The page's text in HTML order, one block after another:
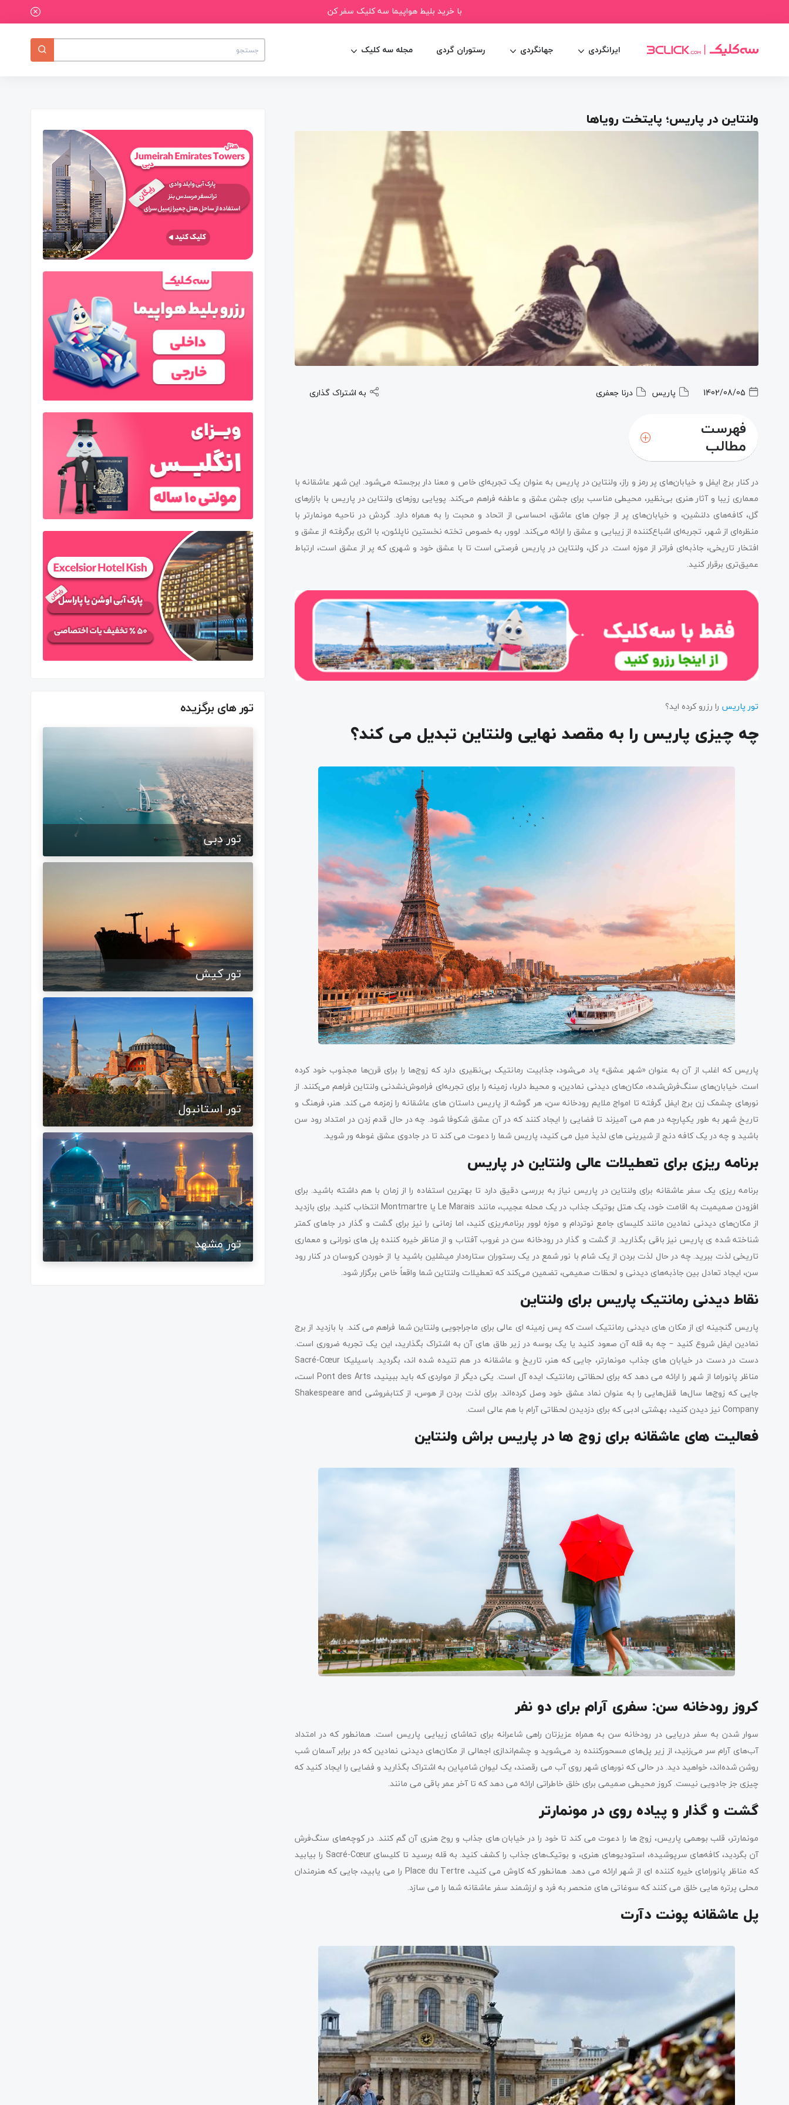
با خرید بلیط هواپیما سه کلیک سفر کن
ایرانگردی جهانگردی رستوران گردی مجله سه کلیک
ولنتاین در پاریس؛ پایتخت رویاها
1402/08/05 پاریس درنا جعفری به اشتراک گذاری
فهرست
مطالب
لذت های آشپزی فرانسوی برای ولنتاین در پاریس
مکان های کمتر دیده شده و لحظات به یاد ماندنی ولنتیاین در پاریس
اقدامات و نکات برنامه ریزی سفر به پاریس در ولنتاین
جمع بندی
در کنار برج ایفل و خیابان‌های پر رمز و راز، ولنتاین در پاریس به عنوان یک تجربه‌ای خاص و معنا دار برجسته می‌شود. این شهر عاشقانه با
معماری زیبا و آثار هنری بی‌نظیر، محیطی مناسب برای جشن عشق و عاطفه فراهم می‌کند. پویایی روزهای ولنتاین در پاریس با بازارهای
گل، کافه‌های دلنشین، و خیابان‌های پر از جوان های عاشق، احساسی از اتحاد و محبت را به همراه دارد. گردش در ناحیه مونمارتر با
منظره‌ای از شهر، تجربه‌ای اشباع‌کننده از زیبایی و عشق را ارائه می‌کند. لوور، به خصوص تخته نخستین ناپلئون، با اثری برگرفته از عشق و
افتخار تاریخی، جاذبه‌ای فراتر از موزه است. در کل، ولنتاین در پاریس فرصتی است تا با عشق خود و شهری که پر از عشق است، ارتباط
عمیق‌تری برقرار کنید.
تور پاریس را رزرو کرده اید؟
چه چیزی پاریس را به مقصد نهایی ولنتاین تبدیل می کند؟
پاریس که اغلب از آن به عنوان «شهر عشق» یاد می‌شود، جذابیت رمانتیک بی‌نظیری دارد که زوج‌ها را برای قرن‌ها مجذوب خود کرده
است. خیابان‌های سنگ‌فرش‌شده، مکان‌های دیدنی نمادین، و محیط دلربا، زمینه را برای تجربه‌ای فراموش‌نشدنی ولنتاین فراهم می‌کنند. از
نورهای چشمک زن برج ایفل گرفته تا امواج ملایم رودخانه سن، هر گوشه از پاریس داستان های عاشقانه را زمزمه می کند. هنر، فرهنگ و
تاریخ شهر به طور یکپارچه در هم می آمیزند تا فضایی را ایجاد کنند که در آن عشق شکوفا شود. چه در حال قدم زدن در امتداد رود سن
باشید و چه در یک کافه دنج از شیرینی های لذیذ میل می کنید، پاریس شما را دعوت می کند تا در جادوی عشق غوطه ور شوید.
برنامه ریزی برای تعطیلات عالی ولنتاین در پاریس
برنامه ریزی یک سفر عاشقانه برای ولنتاین در پاریس نیاز به بررسی دقیق دارد تا بهترین استفاده را از زمان با هم داشته باشید. برای
افزودن صمیمیت به اقامت خود، یک هتل بوتیک جذاب در یک محله عجیب، مانند Le Marais یا Montmartre انتخاب کنید. برای بازدید
از مکان‌های دیدنی نمادین مانند کلیسای جامع نوتردام و موزه لوور برنامه‌ریزی کنید، اما زمانی را نیز برای گشت و گذار در جاهای کمتر
شناخته شده ی پاریس نیز باقی بگذارید. از گشت و گذار در رودخانه سن در غروب آفتاب و از مناظر خیره کننده پل های نورانی و معماری
تاریخی لذت ببرید. چه در حال لذت بردن از یک شام با نور شمع در یک رستوران ستاره‌دار میشلین باشید یا از خوردن کروسان در کنار رود
سن، ایجاد تعادل بین جاذبه‌های دیدنی و لحظات صمیمی، تضمین می‌کند که تعطیلات ولنتاین شما واقعاً خاص برگزار شود.
نقاط دیدنی رمانتیک پاریس برای ولنتاین
پاریس گنجینه ای از مکان های دیدنی رمانتیک است که پس زمینه ای عالی برای ماجراجویی ولنتاین شما فراهم می کند. با بازدید از برج
نمادین ایفل شروع کنید – چه به قله آن صعود کنید یا یک بوسه در زیر طاق های آن به اشتراک بگذارید، این یک تجربه ضروری است.
دست در دست در خیابان های جذاب مونمارتر، جایی که هنر، تاریخ و عاشقانه در هم تنیده شده اند، بگردید. باسیلیکا Sacré-Cœur
مناظر پانوراما از شهر را ارائه می دهد که برای لحظاتی رمانتیک ایده آل است. یکی دیگر از مواردی که باید ببینید، Pont des Arts است،
جایی که زوج‌ها سال‌ها قفل‌هایی را به عنوان نماد عشق خود وصل کرده‌اند. برای لذت بردن از هوس، از کتابفروشی Shakespeare and
Company نیز دیدن کنید، بهشتی ادبی که برای دزدیدن لحظاتی آرام با هم عالی است.
فعالیت های عاشقانه برای زوج ها در پاریس براش ولنتاین
کروز رودخانه سن: سفری آرام برای دو نفر
سوار شدن به سفر دریایی در رودخانه سن به همراه عزیزتان راهی شاعرانه برای تماشای زیبایی پاریس است. همانطور که در امتداد
آب‌های آرام سر می‌زنید، از زیر پل‌های مسحورکننده رد می‌شوید و چشم‌اندازی اجمالی از مکان‌های دیدنی نمادین که در برابر آسمان شب
روشن شده‌اند، خواهید دید. در حالی که نورهای شهر روی آب می رقصند، یک لیوان شامپاین به اشتراک بگذارید و فضایی را ایجاد کنید که
چیزی جز جادویی نیست. کروز محیطی صمیمی برای خلق خاطراتی ارائه می دهد که تا آخر عمر باقی می مانند.
گشت و گذار و پیاده روی در مونمارتر
مونمارتر، قلب بوهمی پاریس، زوج ها را دعوت می کند تا خود را در خیابان های جذاب و روح هنری آن گم کنند. در کوچه‌های سنگ‌فرش
آن بگردید، کافه‌های سرپوشیده، استودیوهای هنری، و بوتیک‌های جذاب را کشف کنید. به قله برسید تا کلیسای Sacré-Cœur را بیابید
که مناظر پانورامای خیره کننده ای از شهر ارائه می دهد. همانطور که کاوش می کنید، Place du Tertre را می یابید، جایی که هنرمندان
محلی پرتره هایی خلق می کنند که سوغاتی های منحصر به فرد و ارزشمند سفر عاشقانه شما را می سازد.
پل عاشقانه پونت دآرت
تور های برگزیده
تور دبی
تور کیش
تور استانبول
تور مشهد